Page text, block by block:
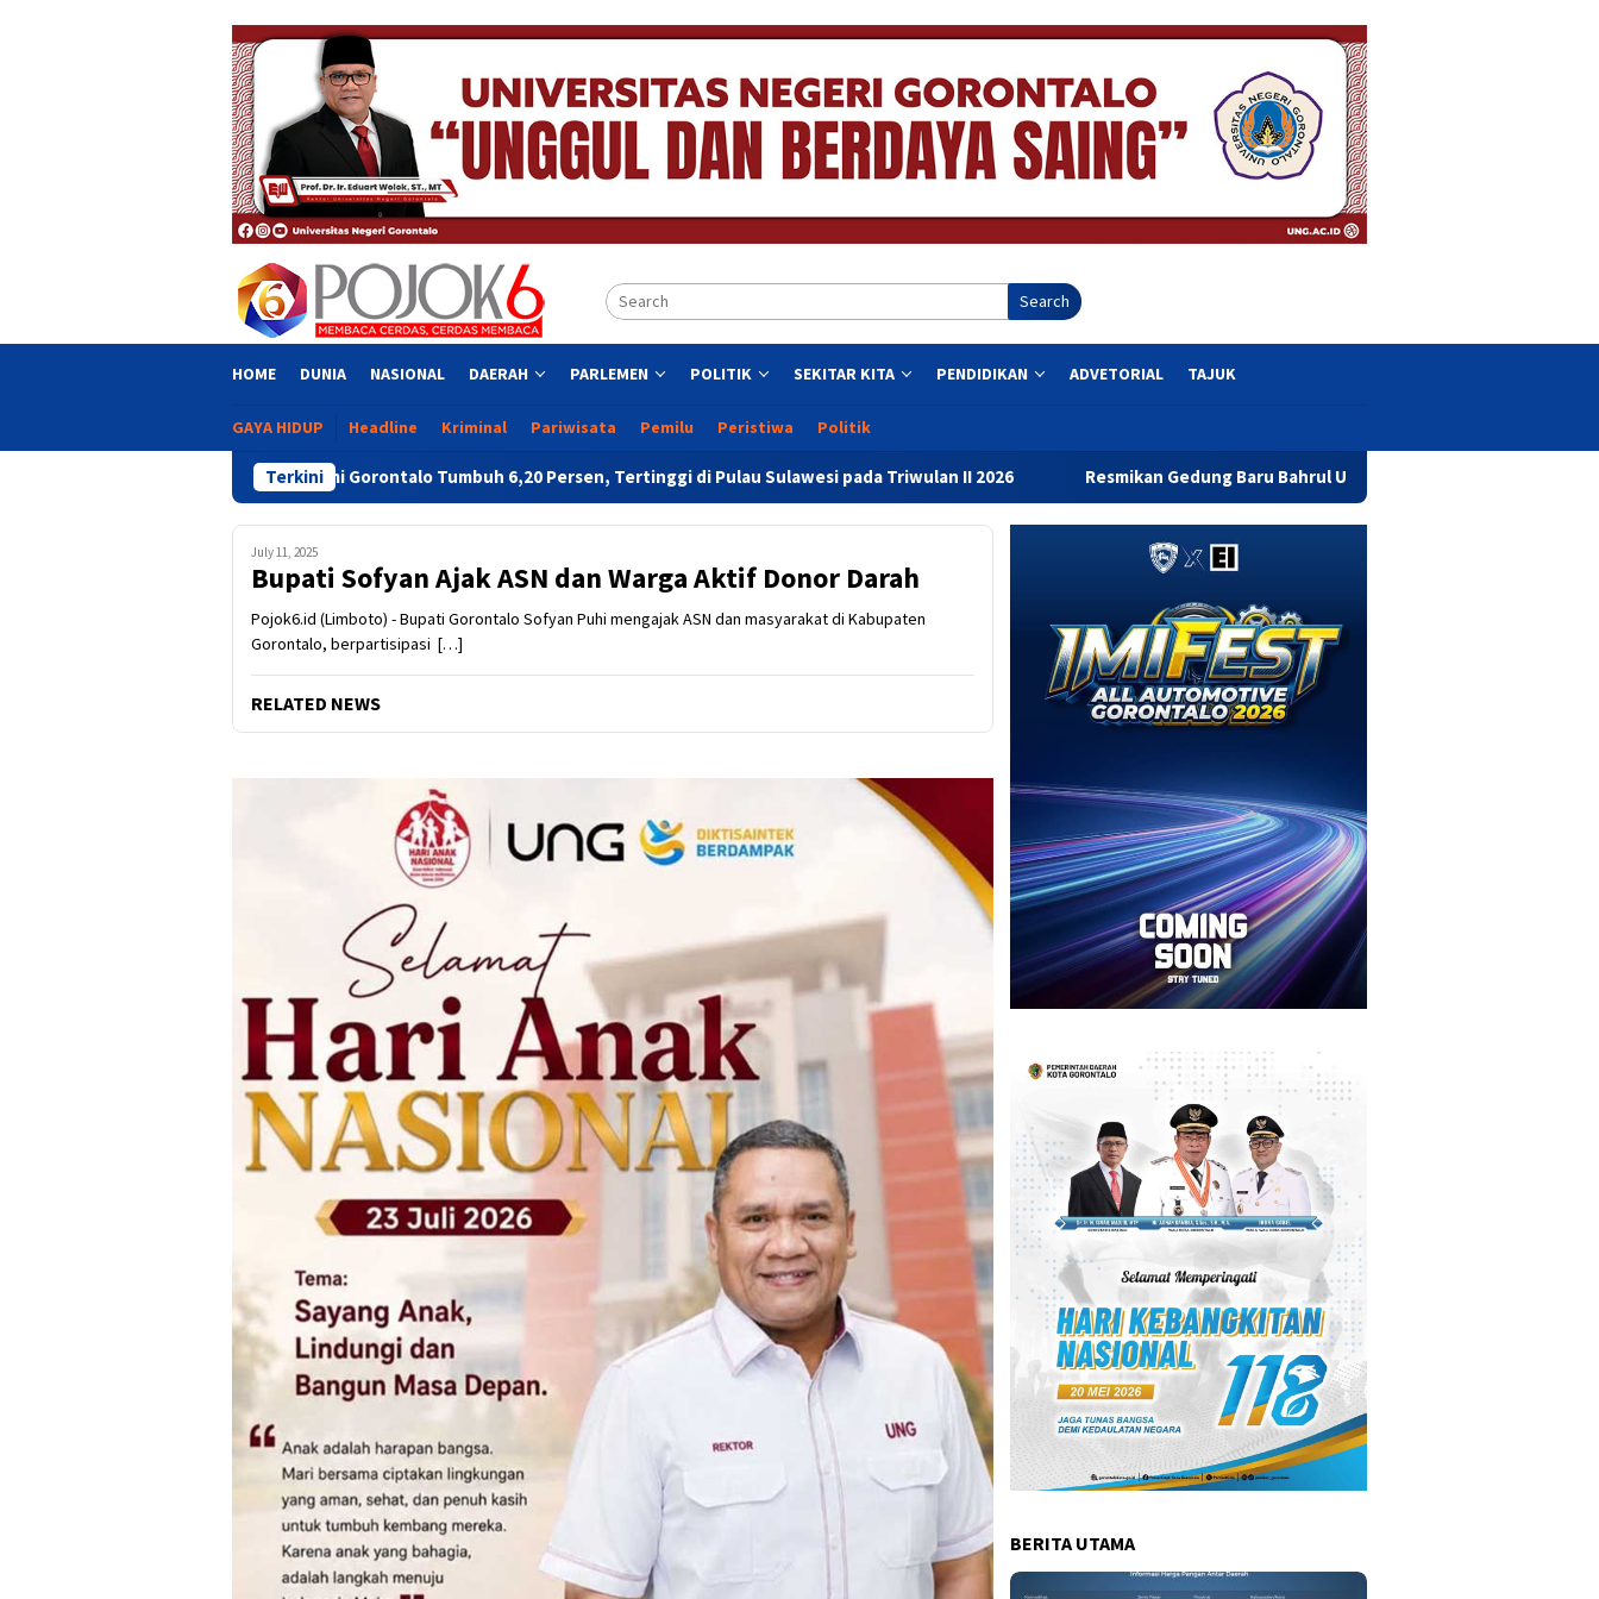
Search
HOME DUNIA NASIONAL DAERAH PARLEMEN POLITIK SEKITAR KITA PENDIDIKAN ADVETORIAL TAJUK
GAYA HIDUP Headline Kriminal Pariwisata Pemilu Peristiwa Politik
Terkini
Ekonomi Gorontalo Tumbuh 6,20 Persen, Tertinggi di Pulau Sulawesi pada Triwulan II 2026 Resmikan Gedung Baru Bahrul Ulum, Wagub Idah Dorong Peningkatan Mutu
July 11, 2025
Bupati Sofyan Ajak ASN dan Warga Aktif Donor Darah
Pojok6.id (Limboto) - Bupati Gorontalo Sofyan Puhi mengajak ASN dan masyarakat di Kabupaten
Gorontalo, berpartisipasi […]
RELATED NEWS
BERITA UTAMA